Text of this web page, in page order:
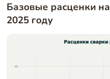
Базовые расценки
2025 году